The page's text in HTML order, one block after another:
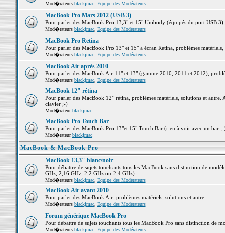
Mod�rateurs blackjmac, Equipe des Modérateurs
MacBook Pro Mars 2012 (USB 3)
Pour parler des MacBook Pro 13,3" et 15" Unibody (équipés du port USB
Mod�rateurs blackjmac, Equipe des Modérateurs
MacBook Pro Retina
Pour parler des MacBook Pro 13" et 15" a écran Retina, problèmes matériels,
Mod�rateurs blackjmac, Equipe des Modérateurs
MacBook Air après 2010
Pour parler des MacBook Air 11" et 13" (gamme 2010, 2011 et 2012),
Mod�rateurs blackjmac, Equipe des Modérateurs
MacBook 12" rétina
Pour parler des MacBook 12" rétina, problèmes matériels, solutions et
clavier ;-)
Mod�rateurblackjmac
MacBook Pro Touch Bar
Pour parler des MacBook Pro 13"et 15" Touch Bar (rien à voir avec un bar
Mod�rateurblackjmac
MacBook & MacBook Pro
MacBook 13,3" blanc/noir
Pour débattre de sujets touchants tous les MacBook sans distinction de
GHz, 2,16 GHz, 2,2 GHz ou 2,4 GHz).
Mod�rateurs blackjmac, Equipe des Modérateurs
MacBook Air avant 2010
Pour parler des MacBook Air, problèmes matériels, solutions et autre.
Mod�rateurs blackjmac, Equipe des Modérateurs
Forum générique MacBook Pro
Pour débattre de sujets touchants tous les MacBook Pro sans distinction de
Mod�rateurs blackjmac, Equipe des Modérateurs